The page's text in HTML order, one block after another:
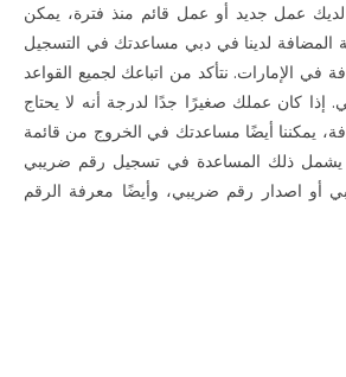
لديك عمل جديد أو عمل قائم منذ فترة، يمكن
المضافة لدينا في دبي مساعدتك في التسجيل
في الإمارات. نتأكد من اتباعك لجميع القواعد
إذا كان عملك صغيرًا جدًا لدرجة أنه لا يحتاج
يمكننا أيضًا مساعدتك في الخروج من قائمة
يشمل ذلك المساعدة في تسجيل رقم ضريبي
أو اصدار رقم ضريبي، وأيضًا معرفة الرقم